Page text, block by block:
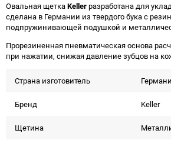
Овальная щеткаKellerразработана для
сделана в Германии из твердого бука с
подпружинивающей подушкой и
Прорезиненная пневматическая основа
при нажатии, снижая давление зубцов на
Страна изготовитель
Бренд Keller
Щетина